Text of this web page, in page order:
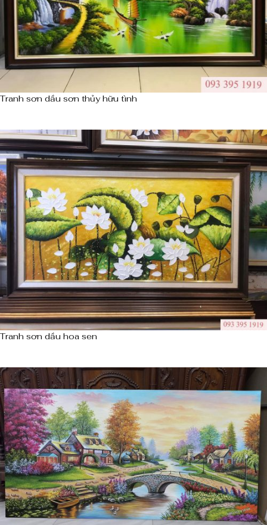
Tranh sơn dầu sơn thủy hữu tình
Tranh sơn dầu hoa sen